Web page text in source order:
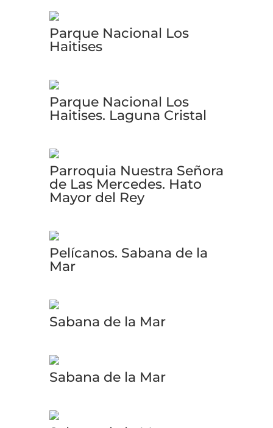
Parque Nacional Los
Haitises
Parque Nacional Los
Haitises. Laguna Cristal
Parroquia Nuestra Señora
de Las Mercedes. Hato
Mayor del Rey
Pelícanos. Sabana de la
Mar
Sabana de la Mar
Sabana de la Mar